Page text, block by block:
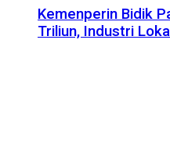
Kemenperin Bidik
Triliun, Industri